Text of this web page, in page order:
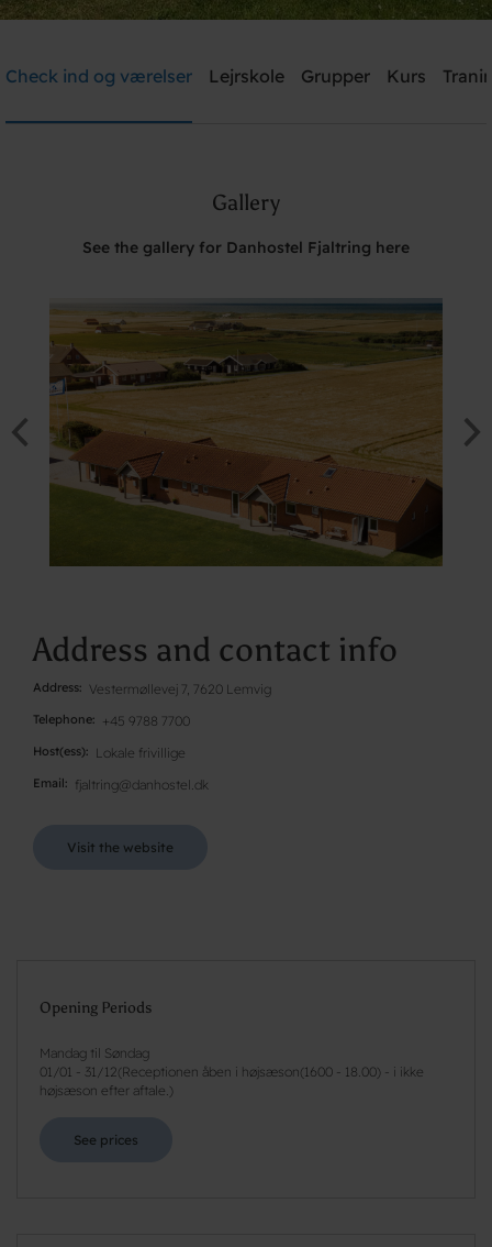
Need help? Ring:+45 9788 7700
Check ind og værelser Lejrskole Grupper Kurs
Gallery
See the gallery for Danhostel Fjaltring here
Address and contact info
Address Vestermøllevej 7, 7620 Lemvig
Telephone +45 9788 7700
Host(ess) Lokale frivillige
Email fjaltring@danhostel.dk
Visit the website
Opening Periods
Mandag til Søndag
01/01 - 31/12( Receptionen åben i højsæson(1600 - 18.00) - i ikke
højsæson efter aftale. )
See prices